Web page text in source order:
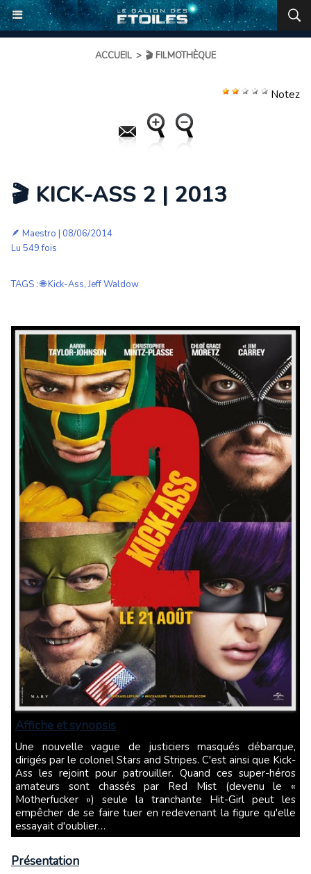
ACCUEIL > 🎬 FILMOTHÈQUE
Notez
🎬 KICK-ASS 2 | 2013
🪶 Maestro | 08/06/2014
Lu 549 fois
TAGS :🌐 Kick-Ass,Jeff Waldow
Affiche et synopsis
Une nouvelle vague de justiciers masqués débarque,
dirigés par le colonel Stars and Stripes. C'est ainsi que Kick-
Ass les rejoint pour patrouiller. Quand ces super-héros
amateurs sont chassés par Red Mist (devenu le «
Motherfucker ») seule la tranchante Hit-Girl peut les
empêcher de se faire tuer en redevenant la figure qu'elle
essayait d'oublier…
Présentation